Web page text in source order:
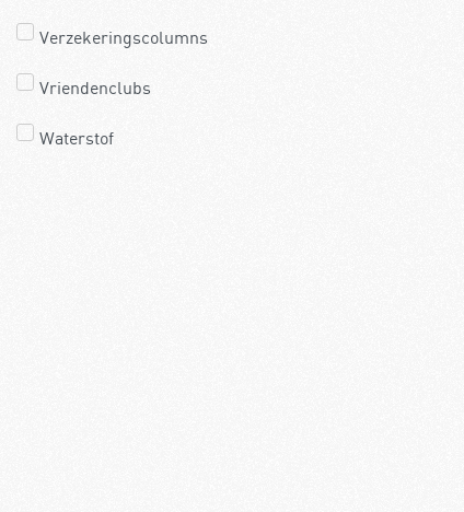
Verzekeringscolumns
Vriendenclubs
Waterstof